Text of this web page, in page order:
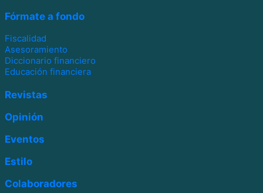
Fórmate a fondo
Fiscalidad
Asesoramiento
Diccionario financiero
Educación financiera
Revistas
Opinión
Eventos
Estilo
Colaboradores